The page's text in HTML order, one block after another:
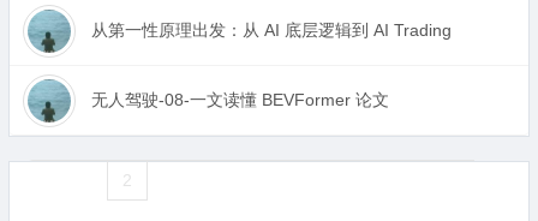
从第一性原理出发：从 AI 底层逻辑到 AI Trading
无人驾驶-08-一文读懂 BEVFormer 论文
2